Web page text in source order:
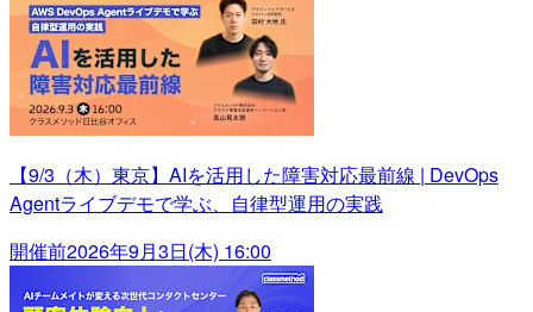
【9/3（木）東京】AIを活用した障害対応最前線 | DevOps
Agentライブデモで学ぶ、自律型運用の実践
開催前2026年9月3日(木) 16:00